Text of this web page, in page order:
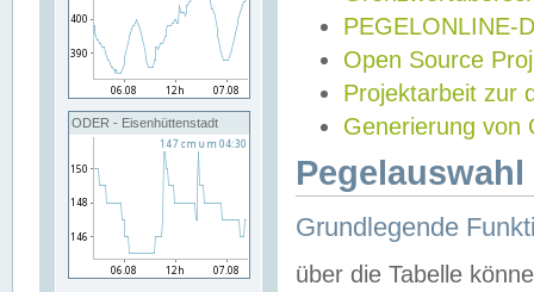
ODER - Eisenhüttenstadt
PEGELONLINE-
Open Source
Projektarbeit zur
Generierung von
Grundlegende
über die Tabelle